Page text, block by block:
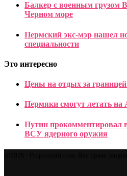
Балкер с военным грузом
Черном море
Пермский экс-мэр нашел
специальности
Это интересно
Цены на отдых за границей
Пермяки смогут летать на
Путин прокомментировал
ВСУ ядерного оружия